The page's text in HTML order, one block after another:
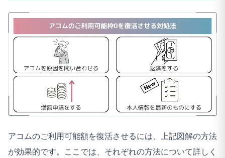
アコムのご利用可能額を復活させるには、上記図解の方法
が効果的です。ここでは、それぞれの方法について詳しく